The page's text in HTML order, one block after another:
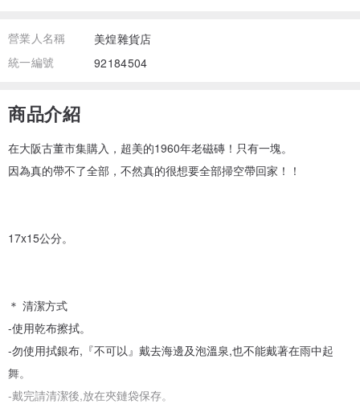
營業人名稱
美煌雜貨店
統一編號
92184504
商品介紹
在大阪古董市集購入，超美的1960年老磁磚！只有一塊。
因為真的帶不了全部，不然真的很想要全部掃空帶回家！！
17x15公分。
＊ 清潔方式
-使用乾布擦拭。
-勿使用拭銀布,『不可以』戴去海邊及泡溫泉,也不能戴著在雨中起
舞。
-戴完請清潔後,放在夾鏈袋保存。